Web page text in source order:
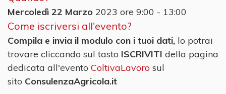
Mercoledì 22 Marzo 2023 ore 9:00 - 13:00
Come iscriversi all'evento?
Compila e invia il modulo con i tuoi dati, lo potrai
trovare cliccando sul tasto ISCRIVITI della pagina
dedicata all'evento ColtivaLavoro sul
sito ConsulenzaAgricola.it